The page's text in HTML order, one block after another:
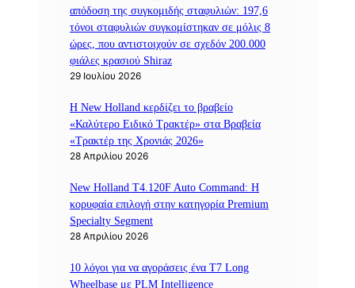
απόδοση της συγκομιδής σταφυλιών: 197,6
τόνοι σταφυλιών συγκομίστηκαν σε μόλις 8
ώρες, που αντιστοιχούν σε σχεδόν 200.000
φιάλες κρασιού Shiraz
29 Ιουλίου 2026
Η New Holland κερδίζει το βραβείο
«Καλύτερο Ειδικό Τρακτέρ» στα Βραβεία
«Τρακτέρ της Χρονιάς 2026»
28 Απριλίου 2026
New Holland T4.120F Auto Command: Η
κορυφαία επιλογή στην κατηγορία Premium
Specialty Segment
28 Απριλίου 2026
10 λόγοι για να αγοράσεις ένα T7 Long
Wheelbase με PLM Intelligence